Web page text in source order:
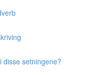
disse setningene?